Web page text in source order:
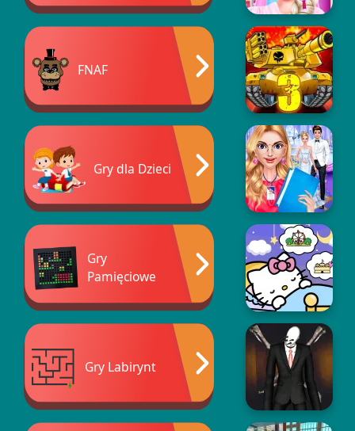
FNAF
Gry dla Dzieci
Gry
Pamięciowe
Gry Labirynt